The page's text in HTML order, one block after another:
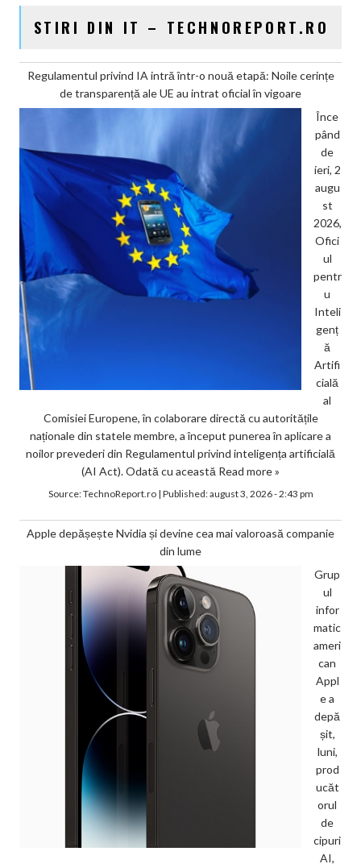
STIRI DIN IT – TECHNOREPORT.RO
Regulamentul privind IA intră într-o nouă etapă: Noile cerințe
de transparență ale UE au intrat oficial în vigoare
Înce
pând
de
ieri, 2
augu
st
2026,
Ofici
ul
pentr
u
Inteli
genț
ă
Artifi
cială
al
Comisiei Europene, în colaborare directă cu autoritățile
naționale din statele membre, a început punerea în aplicare a
noilor prevederi din Regulamentul privind inteligența artificială
(AI Act). Odată cu această Read more »
Source:TechnoReport.ro| Published:august 3, 2026 - 2:43 pm
Apple depășește Nvidia și devine cea mai valoroasă companie
din lume
Grup
ul
infor
matic
ameri
can
Appl
e a
depă
șit,
luni,
prod
ucăt
orul
de
cipuri
AI,